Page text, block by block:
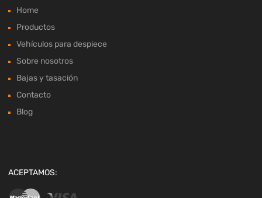
Home
Productos
Vehículos para despiece
Sobre nosotros
Bajas y tasación
Contacto
Blog
ACEPTAMOS: